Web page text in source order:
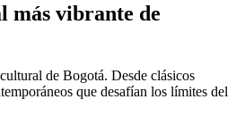
más vibrante de
de Bogotá. Desde clásicos
que desafían los límites del